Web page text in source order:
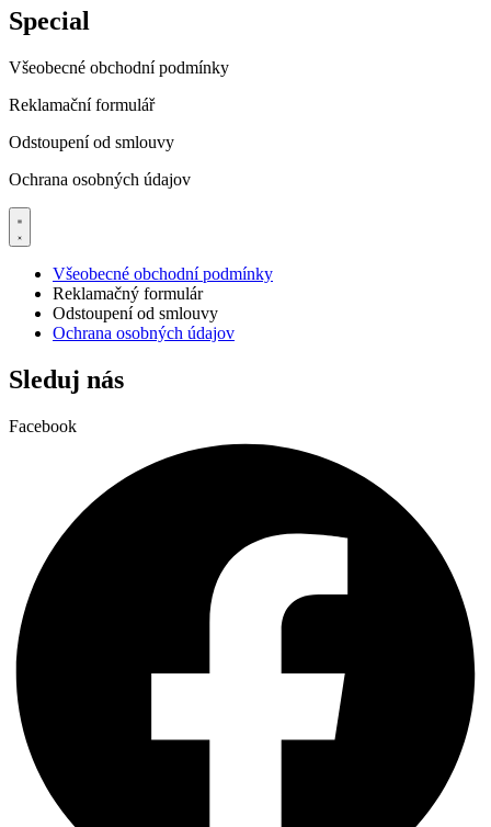
Special
Všeobecné obchodní podmínky
Reklamační formulář
Odstoupení od smlouvy
Ochrana osobných údajov
Všeobecné obchodní podmínky
Reklamačný formulár
Odstoupení od smlouvy
Ochrana osobných údajov
Sleduj nás
Facebook